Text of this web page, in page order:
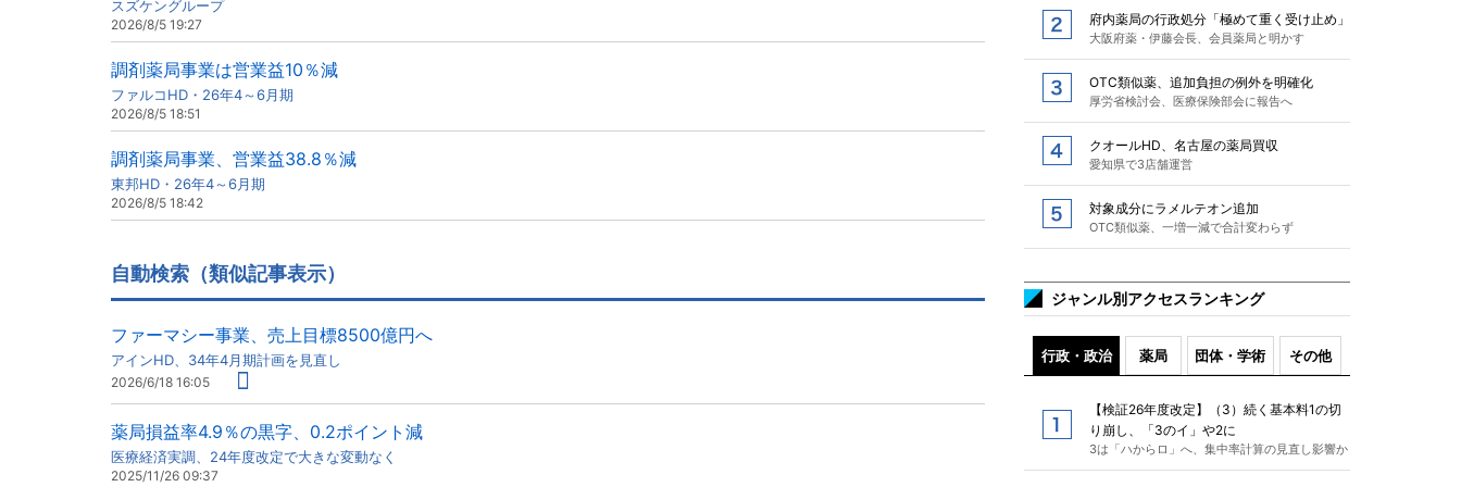
スズケングループ
2026/8/5 19:27
調剤薬局事業は営業益10％減
ファルコHD・26年4～6月期
2026/8/5 18:51
調剤薬局事業、営業益38.8％減
東邦HD・26年4～6月期
2026/8/5 18:42
自動検索（類似記事表示）
ファーマシー事業、売上目標8500億円へ
アインHD、34年4月期計画を見直し
2026/6/18 16:05
薬局損益率4.9％の黒字、0.2ポイント減
医療経済実調、24年度改定で大きな変動なく
2025/11/26 09:37
府内薬局の行政処分「極めて重く受け止め」
大阪府薬・伊藤会長、会員薬局と明かす
OTC類似薬、追加負担の例外を明確化
厚労省検討会、医療保険部会に報告へ
クオールHD、名古屋の薬局買収
愛知県で3店舗運営
対象成分にラメルテオン追加
OTC類似薬、一増一減で合計変わらず
ジャンル別アクセスランキング
行政・政治 薬局 団体・学術 その他
【検証26年度改定】（3）続く基本料1の切
り崩し、「3のイ」や2に
3は「ハからロ」へ、集中率計算の見直し影響か